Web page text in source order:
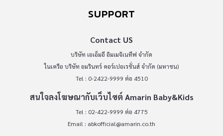
SUPPORT
Contact US
บริษัท เอเอ็มอี อิมเมจิเนทีฟ จำกัด
ในเครือ บริษัท อมรินทร์ คอร์เปอเรชั่นส์ จำกัด (มหาชน)
Tel : 0-2422-9999 ต่อ 4510
สนใจลงโฆษณากับเว็บไซต์ Amarin Baby&Kids
Tel : 02-422-9999 ต่อ 4775
Email : abkofficial@amarin.co.th